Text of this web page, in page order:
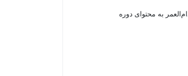
به محتوای دوره